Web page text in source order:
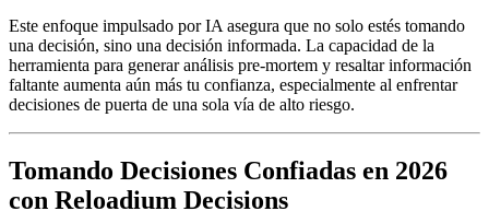
Este enfoque impulsado por IA asegura que no solo estés tomando
una decisión, sino una decisión informada. La capacidad de la
herramienta para generar análisis pre-mortem y resaltar información
faltante aumenta aún más tu confianza, especialmente al enfrentar
decisiones de puerta de una sola vía de alto riesgo.
Tomando Decisiones Confiadas en 2026
con Reloadium Decisions